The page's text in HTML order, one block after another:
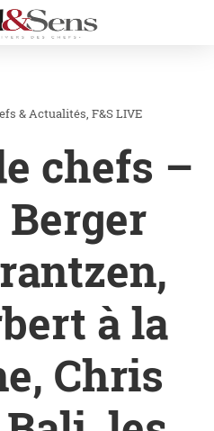
& Actualités F&S LIVE
chefs –
à la
Chris